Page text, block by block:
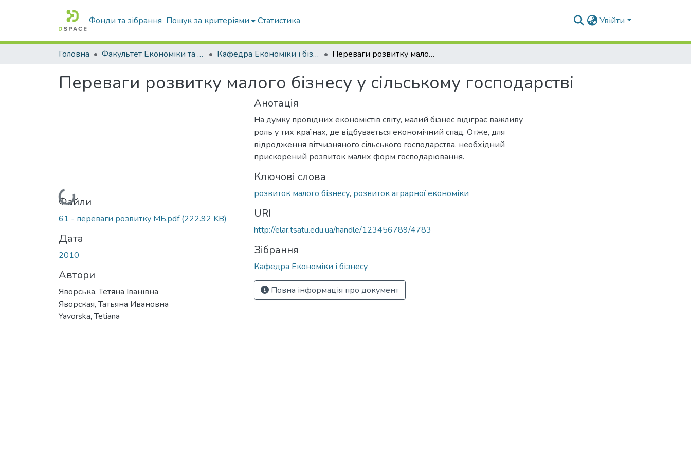
Фонди та зібрання Пошук за критеріями Статистика Увійти
Головна Факультет Економіки та бізнесу Кафедра Економіки і бізнесу Переваги розвитку малого бізнесу у сільському господарстві
Переваги розвитку малого бізнесу у сільському господарстві
Вантажиться...
Файли
61 - переваги розвитку МБ.pdf(222.92 KB)
Дата
2010
Автори
Яворська, Тетяна Іванівна
Яворская, Татьяна Ивановна
Yavorska, Tetiana
Анотація
На думку провідних економістів світу, малий бізнес відіграє важливу
роль у тих країнах, де відбувається економічний спад. Отже, для
відродження вітчизняного сільського господарства, необхідний
прискорений розвиток малих форм господарювання.
Ключові слова
розвиток малого бізнесу, розвиток аграрної економіки
URI
http://elar.tsatu.edu.ua/handle/123456789/4783
Зібрання
Кафедра Економіки і бізнесу
Повна інформація про документ